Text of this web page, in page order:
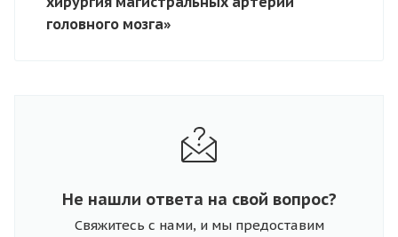
головного мозга»
Не нашли ответа на свой вопрос?
Свяжитесь с нами, и мы предоставим